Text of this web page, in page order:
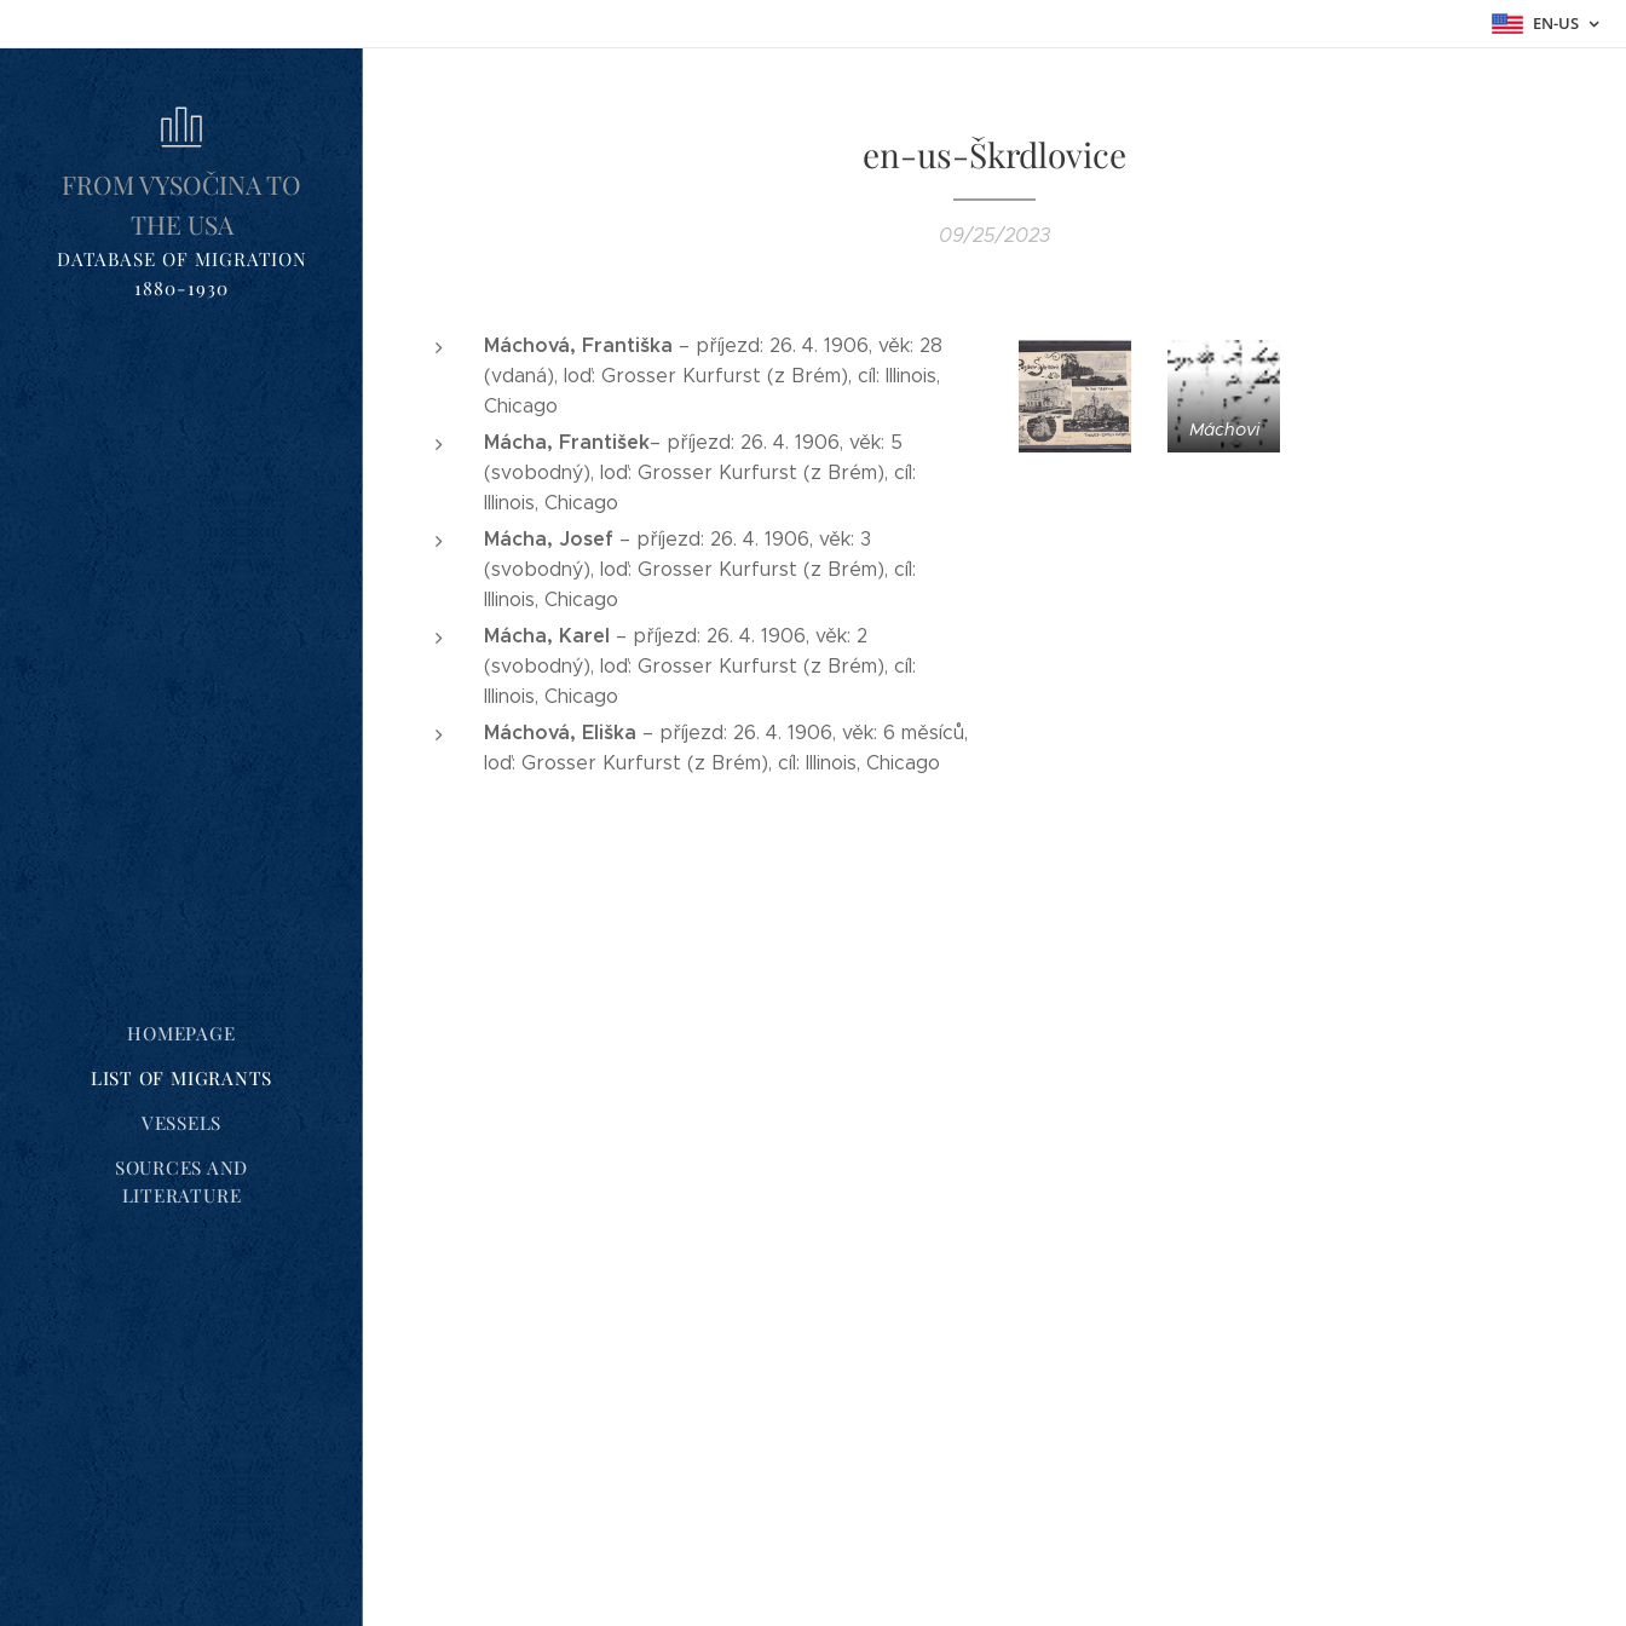
EN-US
FROM VYSOČINA TO
THE USA
DATABASE OF MIGRATION
1880-1930
HOMEPAGE
LIST OF MIGRANTS
VESSELS
SOURCES AND
LITERATURE
en-us-Škrdlovice
09/25/2023
Máchová, Františka – příjezd: 26. 4. 1906, věk: 28
(vdaná), loď: Grosser Kurfurst (z Brém), cíl: Illinois,
Chicago
Mácha, František– příjezd: 26. 4. 1906, věk: 5
(svobodný), loď: Grosser Kurfurst (z Brém), cíl:
Illinois, Chicago
Mácha, Josef – příjezd: 26. 4. 1906, věk: 3
(svobodný), loď: Grosser Kurfurst (z Brém), cíl:
Illinois, Chicago
Mácha, Karel – příjezd: 26. 4. 1906, věk: 2
(svobodný), loď: Grosser Kurfurst (z Brém), cíl:
Illinois, Chicago
Máchová, Eliška – příjezd: 26. 4. 1906, věk: 6 měsíců,
loď: Grosser Kurfurst (z Brém), cíl: Illinois, Chicago
Máchovi